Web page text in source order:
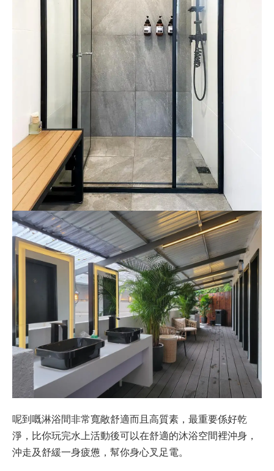
呢到嘅淋浴間非常寬敞舒適而且高質素，最重要係好乾
淨，比你玩完水上活動後可以在舒適的沐浴空間裡沖身，
沖走及舒緩一身疲憊，幫你身心叉足電。